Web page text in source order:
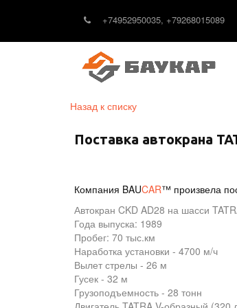
+74952950035, +79268015089
Назад к списку
Поставка автокрана
Компания BAUCAR™ произвела
Автокран CKD AD28 на шасси
Года выпуска: 1989
Пробег: 70 тыс.км
Наработка установки - 4700 м/ч
Вылет стрелы - 26 м
Гусек - 32 м
Грузоподъемность - 28 тонн